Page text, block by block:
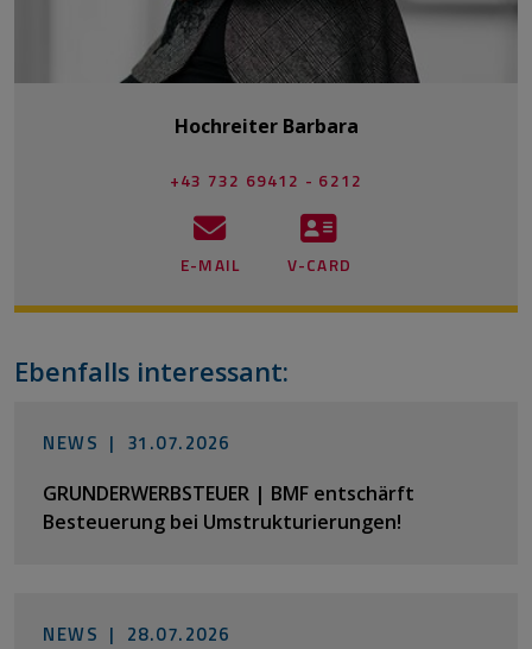
Hochreiter Barbara
+43 732 69412 - 6212
E-MAIL V-CARD
Ebenfalls interessant:
NEWS | 31.07.2026
GRUNDERWERBSTEUER | BMF entschärft
Besteuerung bei Umstrukturierungen!
NEWS | 28.07.2026